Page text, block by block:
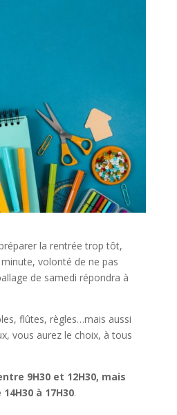
la rentrée trop tôt,
volonté de ne pas
de samedi répondra à
flûtes, règles…mais aussi
vous aurez le choix, à tous
9H30 et 12H30, mais
à 17H30.